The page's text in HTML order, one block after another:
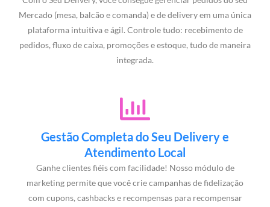
Mercado (mesa, balcão e comanda) e de delivery em uma única
plataforma intuitiva e ágil. Controle tudo: recebimento de
pedidos, fluxo de caixa, promoções e estoque, tudo de maneira
integrada.
Gestão Completa do Seu Delivery e
Atendimento Local
Ganhe clientes fiéis com facilidade! Nosso módulo de
marketing permite que você crie campanhas de fidelização
com cupons, cashbacks e recompensas para recompensar